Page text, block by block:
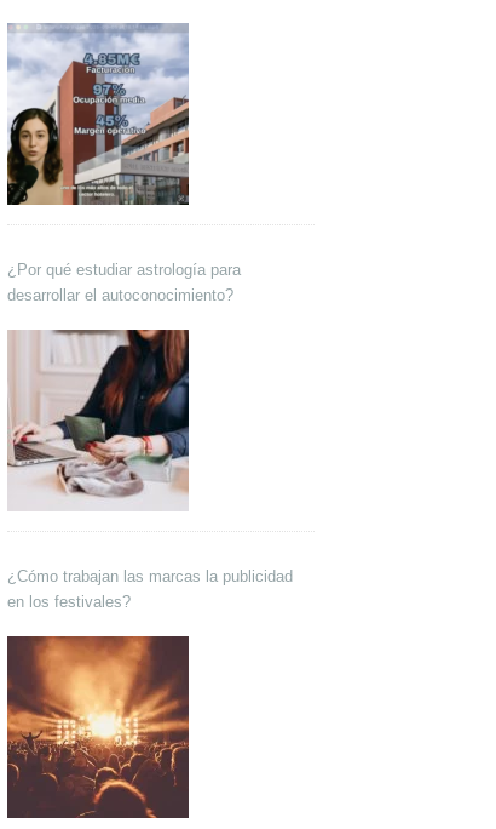
¿Por qué estudiar astrología para
desarrollar el autoconocimiento?
¿Cómo trabajan las marcas la publicidad
en los festivales?